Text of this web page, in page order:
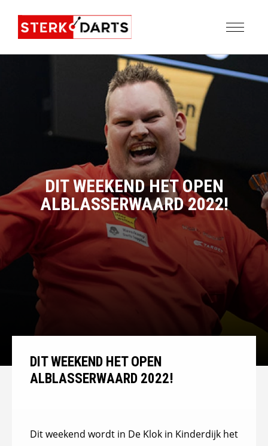
DIT WEEKEND HET OPEN
ALBLASSERWAARD 2022!
DIT WEEKEND HET OPEN
ALBLASSERWAARD 2022!
Dit weekend wordt in De Klok in Kinderdijk het